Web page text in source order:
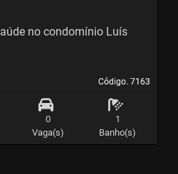
Código. 7163
Código. 7163
no condomínio Luís
0
Vaga(s)
1
Banho(s)